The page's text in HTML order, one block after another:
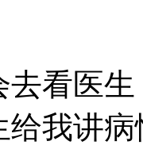
去看医
给我讲